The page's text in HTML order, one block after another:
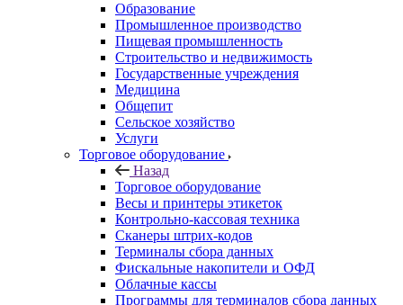
Образование
Промышленное производство
Пищевая промышленность
Строительство и недвижимость
Государственные учреждения
Медицина
Общепит
Сельское хозяйство
Услуги
Торговое оборудование
Назад
Торговое оборудование
Весы и принтеры этикеток
Контрольно-кассовая техника
Сканеры штрих-кодов
Терминалы сбора данных
Фискальные накопители и ОФД
Облачные кассы
Программы для терминалов сбора данных